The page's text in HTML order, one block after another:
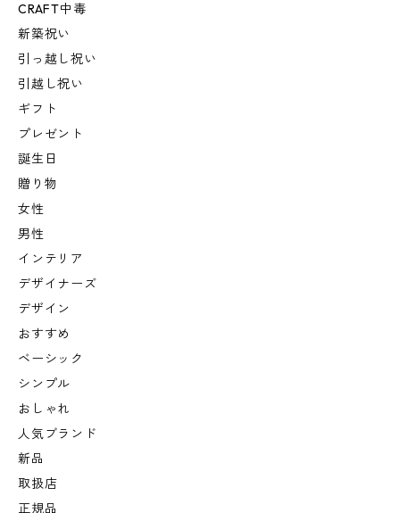
CRAFT中毒
新築祝い
引っ越し祝い
引越し祝い
ギフト
プレゼント
誕生日
贈り物
女性
男性
インテリア
デザイナーズ
デザイン
おすすめ
ベーシック
シンプル
おしゃれ
人気ブランド
新品
取扱店
正規品